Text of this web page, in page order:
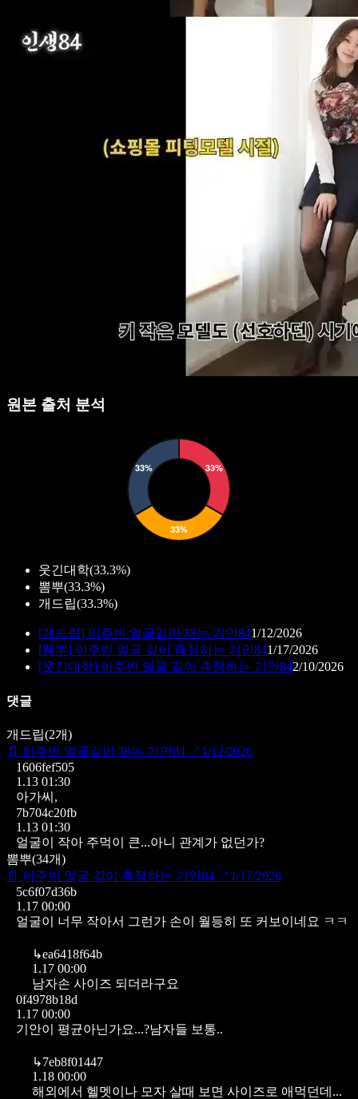
원본 출처 분석
웃긴대학(33.3%)
뽐뿌(33.3%)
개드립(33.3%)
[개드립] 이주빈 얼굴길이 재는 기안841/12/2026
[뽐뿌] 이주빈 얼굴 길이 측정하는 기안841/17/2026
[웃긴대학] 이주빈 얼굴 길이 측정하는 기안842/10/2026
댓글
개드립(2개)
📄 이주빈 얼굴길이 재는 기안84 ↗ 1/12/2026
1606fef505
1.13 01:30
아가씨,
7b704c20fb
1.13 01:30
얼굴이 작아 주먹이 큰...아니 관계가 없던가?
뽐뿌(34개)
📄 이주빈 얼굴 길이 측정하는 기안84 ↗ 1/17/2026
5c6f07d36b
1.17 00:00
얼굴이 너무 작아서 그런가 손이 월등히 또 커보이네요 ㅋㅋ
↳ea6418f64b
1.17 00:00
남자손 사이즈 되더라구요
0f4978b18d
1.17 00:00
기안이 평균아닌가요...?남자들 보통..
↳7eb8f01447
1.18 00:00
해외에서 헬멧이나 모자 살때 보면 사이즈로 애먹던데...